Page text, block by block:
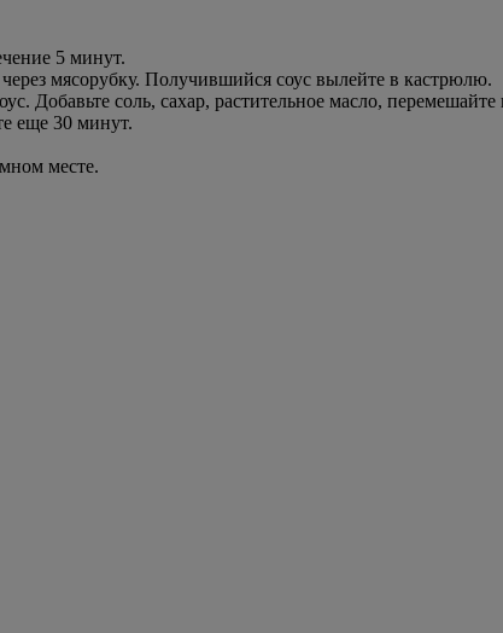
5 минут.
мясорубку. Получившийся соус вылейте в кастрюлю.
Добавьте соль, сахар, растительное масло,
еще 30 минут.
месте.